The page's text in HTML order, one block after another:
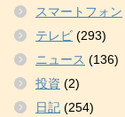
スマートフォン
テレビ (293)
ニュース (136)
投資 (2)
日記 (254)